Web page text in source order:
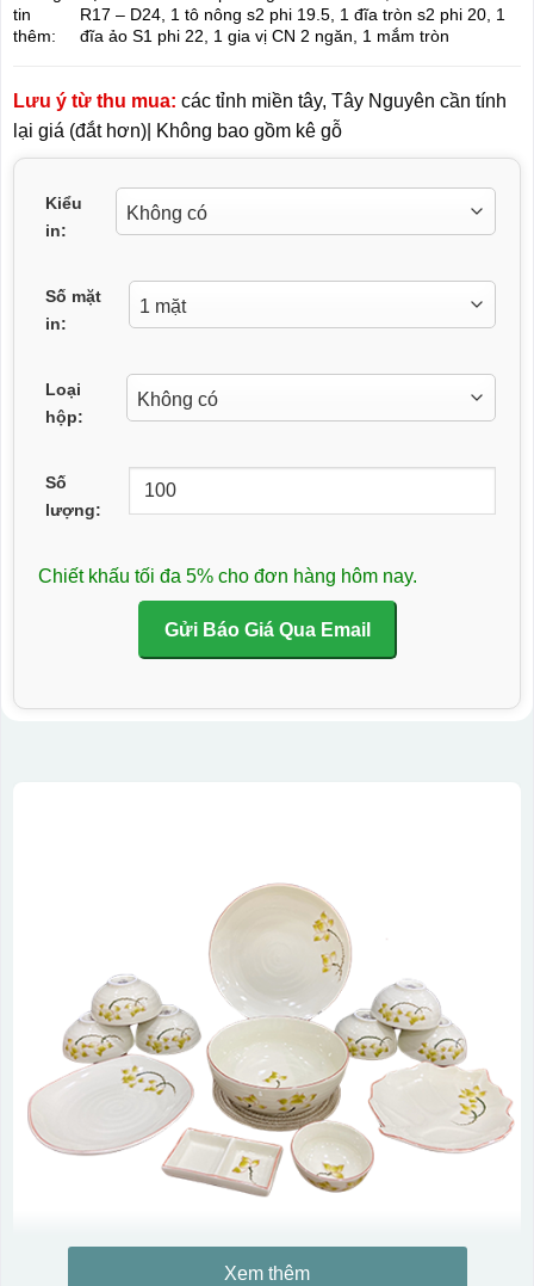
tin
thêm:
R17 – D24, 1 tô nông s2 phi 19.5, 1 đĩa tròn s2 phi 20, 1
đĩa ảo S1 phi 22, 1 gia vị CN 2 ngăn, 1 mắm tròn
Lưu ý từ thu mua: các tỉnh miền tây, Tây Nguyên cần tính
lại giá (đắt hơn)| Không bao gồm kê gỗ
Kiểu
in:
Số mặt
in:
Loại
hộp:
Số
lượng:
Chiết khấu tối đa 5% cho đơn hàng hôm nay.
Gửi Báo Giá Qua Email
Xem thêm